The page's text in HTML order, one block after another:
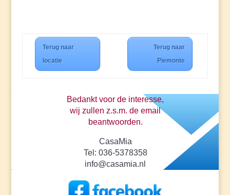
Terug naar
locatie
Terug naar
Piemonte
Bedankt voor de interesse,
wij zullen z.s.m. de email
beantwoorden.
CasaMia
Tel: 036-5378358
info@casamia.nl